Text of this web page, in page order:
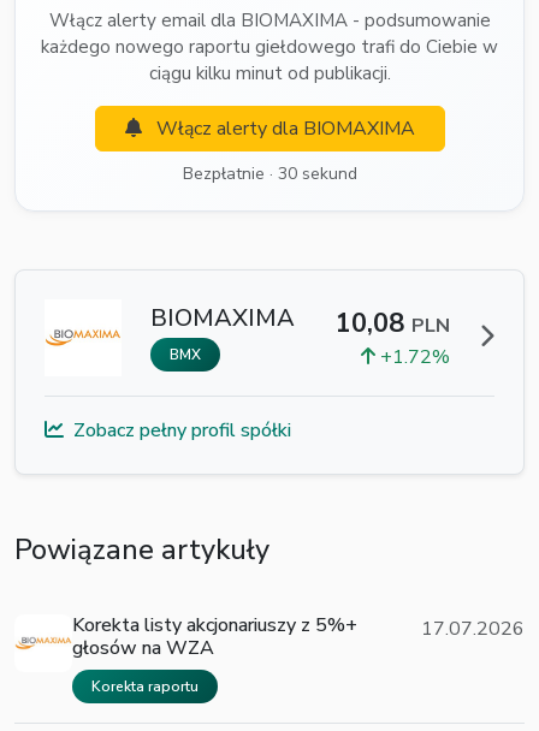
Włącz alerty email dla BIOMAXIMA - podsumowanie
każdego nowego raportu giełdowego trafi do Ciebie w
ciągu kilku minut od publikacji.
Włącz alerty dla BIOMAXIMA
Bezpłatnie · 30 sekund
BIOMAXIMA
BMX
10,08 PLN
+1.72%
Zobacz pełny profil spółki
Powiązane artykuły
Korekta listy akcjonariuszy z 5%+
głosów na WZA
Korekta raportu
17.07.2026